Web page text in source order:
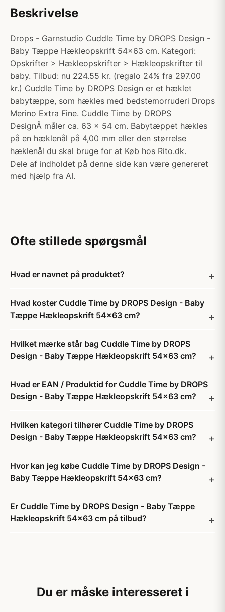
Beskrivelse
Drops - Garnstudio Cuddle Time by DROPS Design -
Baby Tæppe Hækleopskrift 54x63 cm. Kategori:
Opskrifter > Hækleopskrifter > Hækleopskrifter til
baby. Tilbud: nu 224.55 kr. (regalo 24% fra 297.00
kr.) Cuddle Time by DROPS Design er et hæklet
babytæppe, som hækles med bedstemorruderi Drops
Merino Extra Fine. Cuddle Time by DROPS
DesignÂ måler ca. 63 x 54 cm. Babytæppet hækles
på en hæklenål på 4,00 mm eller den størrelse
hæklenål du skal bruge for at Køb hos Rito.dk.
Dele af indholdet på denne side kan være genereret
med hjælp fra AI.
Ofte stillede spørgsmål
Hvad er navnet på produktet?
Hvad koster Cuddle Time by DROPS Design - Baby
Tæppe Hækleopskrift 54x63 cm?
Hvilket mærke står bag Cuddle Time by DROPS
Design - Baby Tæppe Hækleopskrift 54x63 cm?
Hvad er EAN / Produktid for Cuddle Time by DROPS
Design - Baby Tæppe Hækleopskrift 54x63 cm?
Hvilken kategori tilhører Cuddle Time by DROPS
Design - Baby Tæppe Hækleopskrift 54x63 cm?
Hvor kan jeg købe Cuddle Time by DROPS Design -
Baby Tæppe Hækleopskrift 54x63 cm?
Er Cuddle Time by DROPS Design - Baby Tæppe
Hækleopskrift 54x63 cm på tilbud?
Du er måske interesseret i